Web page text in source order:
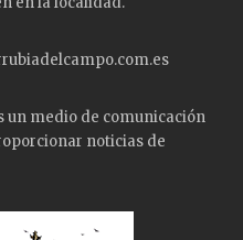
un medio de comunicación
noticias de